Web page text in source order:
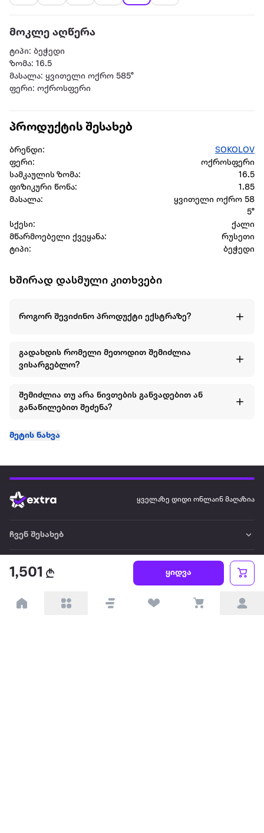
მოკლე აღწერა
ტიპი: ბეჭედი
ზომა: 16.5
მასალა: ყვითელი ოქრო 585°
ფერი: ოქროსფერი
1,501 ყიდვა
პროდუქტის შესახებ
ბრენდი:
SOKOLOV
ფერი:
ოქროსფერი
სამკაულის ზომა:
16.5
ფიზიკური წონა:
1.85
მასალა:
ყვითელი ოქრო 58
5°
სქესი:
ქალი
მწარმოებელი ქვეყანა:
რუსეთი
ტიპი:
ბეჭედი
ხშირად დასმული კითხვები
როგორ შევიძინო პროდუქტი ექსტრაზე?
გადახდის რომელი მეთოდით შემიძლია
ვისარგებლო?
შემიძლია თუ არა ნივთების განვადებით ან
განაწილებით შეძენა?
მეტის ნახვა
ყველაზე დიდი ონლაინ მაღაზია
ჩვენ შესახებ
წესები და პირობები